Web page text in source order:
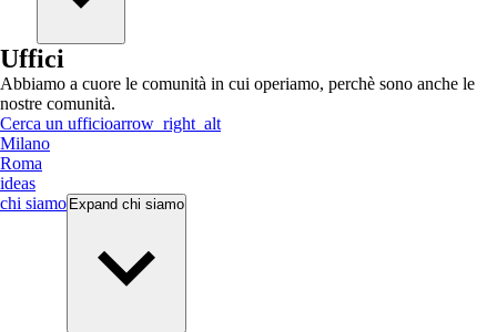
Uffici
Abbiamo a cuore le comunità in cui operiamo, perchè sono anche le
nostre comunità.
Cerca un ufficioarrow_right_alt
Milano
Roma
ideas
chi siamo Expand chi siamo